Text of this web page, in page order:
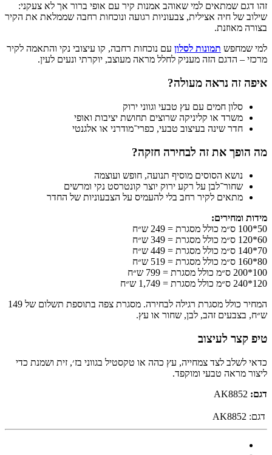
זהו דגם שמתאים למי שאוהב אמנות קיר עם אופי ברור אך לא צעקני:
שילוב של חיה אצילית, צבעוניות רגועה ונוכחות רחבה שממלאת את הקיר
בצורה מאוזנת.
למי שמחפש תמונות לסלון עם נוכחות רחבה, קו עיצובי נקי והתאמה לקיר
מרכזי – הדגם הזה מעניק לחלל מראה מעוצב, יוקרתי ונעים לעין.
איפה זה נראה מעולה?
סלון חמים עם עץ טבעי וגווני ירוק
משרד או קליניקה שרוצים תחושת יציבות ואופי
חדר שינה בעיצוב טבעי, כפרי־מודרני או אלגנטי
מה הופך את זה לבחירה חזקה?
נושא הסוסים מוסיף תנועה, חופש ועוצמה
שחור־לבן על רקע ירוק יוצר קונטרסט נקי ומרשים
מתאים לקיר רחב בלי להעמיס על הצבעוניות של החדר
מידות ומחירים:
50*100 ס״מ כולל מסגרת = 249 ש״ח
60*120 ס״מ כולל מסגרת = 349 ש״ח
70*140 ס״מ כולל מסגרת = 449 ש״ח
80*160 ס״מ כולל מסגרת = 519 ש״ח
100*200 ס״מ כולל מסגרת = 799 ש״ח
120*240 ס״מ כולל מסגרת = 1,749 ש״ח
המחיר כולל מסגרת רגילה לבחירה. מסגרת צפה בתוספת תשלום של 149
ש״ח, בצבעים זהב, לבן, שחור או עץ.
טיפ קצר לעיצוב
כדאי לשלב לצד צמחייה, עץ כהה או טקסטיל בגווני בז׳, זית ושמנת כדי
ליצור מראה טבעי ומוקפד.
דגם:
דגם: AK8852